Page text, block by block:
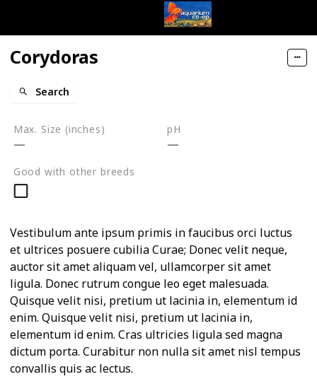
Corydoras
Search
Max. Size (inches) pH
Good with other breeds
Vestibulum ante ipsum primis in faucibus orci luctus
et ultrices posuere cubilia Curae; Donec velit neque,
auctor sit amet aliquam vel, ullamcorper sit amet
ligula. Donec rutrum congue leo eget malesuada.
Quisque velit nisi, pretium ut lacinia in, elementum id
enim. Quisque velit nisi, pretium ut lacinia in,
elementum id enim. Cras ultricies ligula sed magna
dictum porta. Curabitur non nulla sit amet nisl tempus
convallis quis ac lectus.